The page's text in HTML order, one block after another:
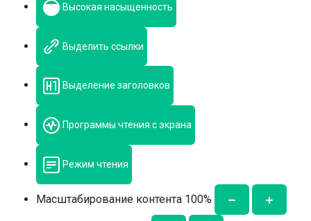
Высокая насыщенность
Выделить ссылки
Выделение заголовков
Программы чтения с экрана
Режим чтения
Масштабирование контента 100%